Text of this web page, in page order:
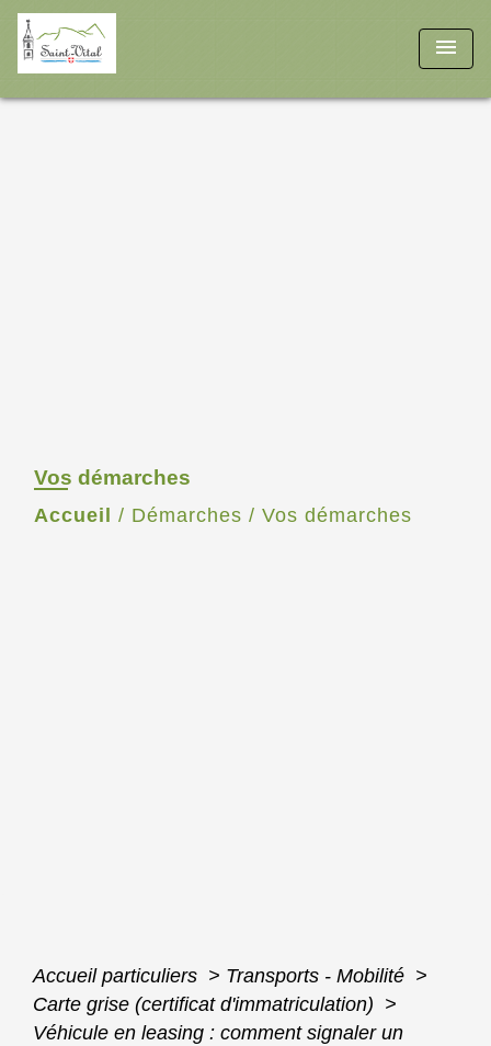
menu
Vos démarches
Accueil / Démarches / Vos démarches
Accueil particuliers > Transports - Mobilité >
Carte grise (certificat d'immatriculation) >
Véhicule en leasing : comment signaler un